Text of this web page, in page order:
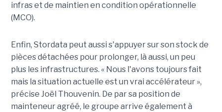
infras et de maintien en condition opérationnelle
(MCO).
Enfin, Stordata peut aussi s'appuyer sur son stock de
pièces détachées pour prolonger, là aussi, un peu
plus les infrastructures. « Nous l'avons toujours fait
mais la situation actuelle est un vrai accélérateur »,
précise Joël Thouvenin. De par sa position de
mainteneur agréé, le groupe arrive également à